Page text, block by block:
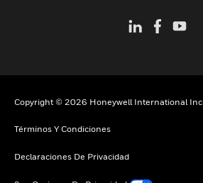
Copyright © 2026 Honeywell International Inc
Términos Y Condiciones
Declaraciones De Privacidad